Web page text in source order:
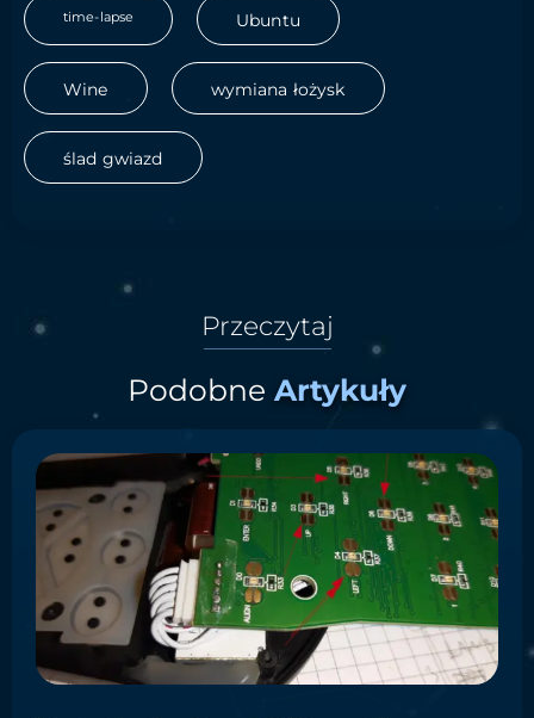
time-lapse Ubuntu
Wine wymiana łożysk
ślad gwiazd
Przeczytaj
Podobne Artykuły